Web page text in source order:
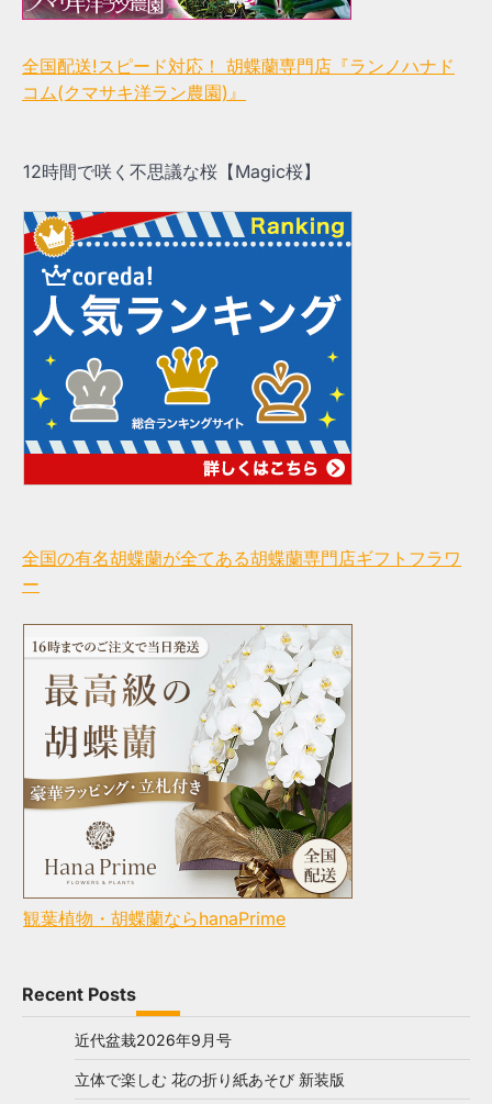
全国配送!スピード対応！ 胡蝶蘭専門店『ランノハナド
コム(クマサキ洋ラン農園)』
12時間で咲く不思議な桜【Magic桜】
全国の有名胡蝶蘭が全てある胡蝶蘭専門店ギフトフラワ
ー
観葉植物・胡蝶蘭ならhanaPrime
Recent Posts
近代盆栽2026年9月号
立体で楽しむ 花の折り紙あそび 新装版